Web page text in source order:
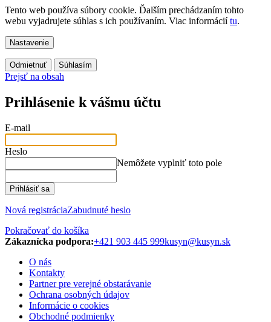
Tento web používa súbory cookie. Ďalším prechádzaním tohto
webu vyjadrujete súhlas s ich používaním. Viac informáciítu.
Nastavenie
Odmietnuť Súhlasím
Prejsť na obsah
Prihlásenie k vášmu účtu
E-mail
Heslo
Nemôžete vyplniť toto pole
Prihlásiť sa
Nová registráciaZabudnuté heslo
Pokračovať do košíka
Zákaznícka podpora:+421 903 445 999kusyn@kusyn.sk
O nás
Kontakty
Partner pre verejné obstarávanie
Ochrana osobných údajov
Informácie o cookies
Obchodné podmienky